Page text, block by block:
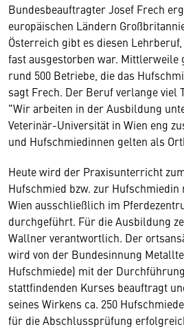
Bundesbeauftragter Josef Frech
europäischen Ländern
Österreich gibt es diesen
fast ausgestorben war. Mittlerweile
rund 500 Betriebe, die das
sagt Frech. Der Beruf verlange viel
"Wir arbeiten in der Ausbildung
Veterinär-Universität in Wien eng
und Hufschmiedinnen gelten als
Heute wird der Praxisunterricht
Hufschmied bzw. zur Hufschmiedin
Wien ausschließlich im
durchgeführt. Für die Ausbildung
Wallner verantwortlich. Der
wird von der Bundesinnung
Hufschmiede) mit der
stattfindenden Kurses beauftragt
seines Wirkens ca. 250
für die Abschlussprüfung